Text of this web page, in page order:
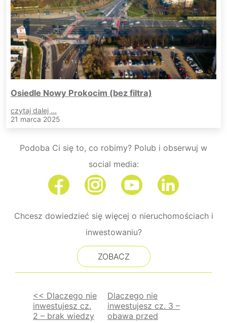
Osiedle Nowy Prokocim (bez filtra)
czytaj dalej ...
21 marca 2025
Podoba Ci się to, co robimy? Polub i obserwuj w
social media:
Chcesz dowiedzieć się więcej o nieruchomościach i
inwestowaniu?
ZOBACZ
Nawigacja
<< Dlaczego nie
inwestujesz cz.
2 – brak wiedzy
Dlaczego nie
inwestujesz cz. 3 –
obawa przed